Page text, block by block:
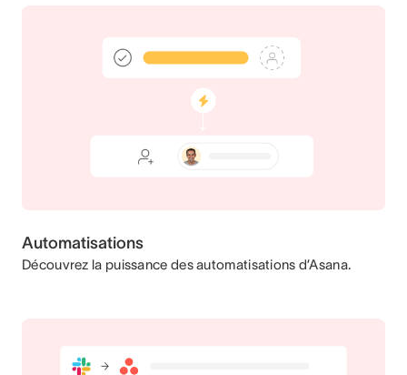
Automatisations
Découvrez la puissance des automatisations d’Asana.